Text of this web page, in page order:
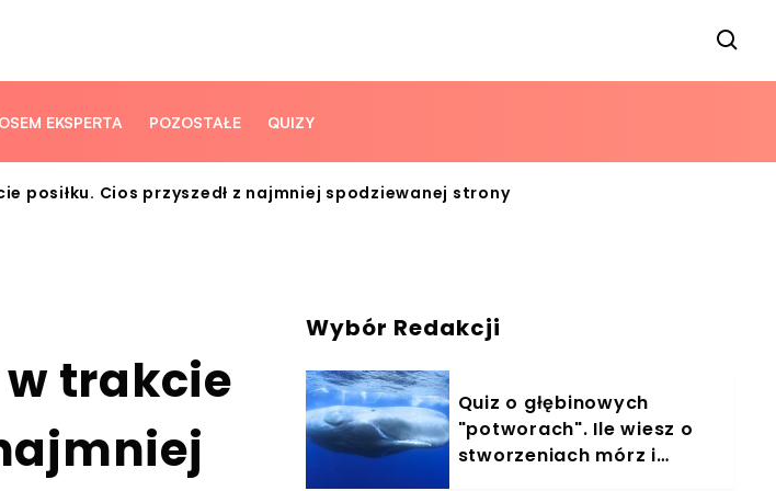
EKSPERTA POZOSTAŁE QUIZY
posiłku. Cios przyszedł z najmniej spodziewanej strony
trakcie
Wybór Redakcji
Quiz o głębinowych
"potworach". Ile wiesz o
stworzeniach mórz i